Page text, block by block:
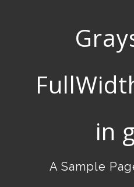
in
A Sample